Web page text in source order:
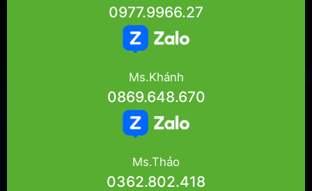
0977.9966.27
Ms.Khánh
0869.648.670
Ms.Thảo
0362.802.418